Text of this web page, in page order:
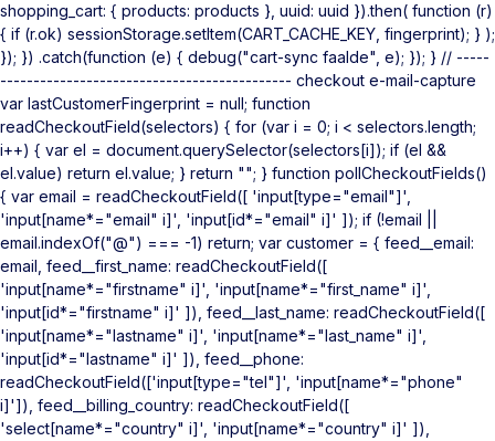
shopping_cart: { products: products }, uuid: uuid }).then( function (r)
{ if (r.ok) sessionStorage.setItem(CART_CACHE_KEY, fingerprint); } );
}); }) .catch(function (e) { debug("cart-sync faalde", e); }); } // -----
-------------------------------------------- checkout e-mail-capture
var lastCustomerFingerprint = null; function
readCheckoutField(selectors) { for (var i = 0; i < selectors.length;
i++) { var el = document.querySelector(selectors[i]); if (el &&
el.value) return el.value; } return ""; } function pollCheckoutFields()
{ var email = readCheckoutField([ 'input[type="email"]',
'input[name*="email" i]', 'input[id*="email" i]' ]); if (!email ||
email.indexOf("@") === -1) return; var customer = { feed__email:
email, feed__first_name: readCheckoutField([
'input[name*="firstname" i]', 'input[name*="first_name" i]',
'input[id*="firstname" i]' ]), feed__last_name: readCheckoutField([
'input[name*="lastname" i]', 'input[name*="last_name" i]',
'input[id*="lastname" i]' ]), feed__phone:
readCheckoutField(['input[type="tel"]', 'input[name*="phone"
i]']), feed__billing_country: readCheckoutField([
'select[name*="country" i]', 'input[name*="country" i]' ]),